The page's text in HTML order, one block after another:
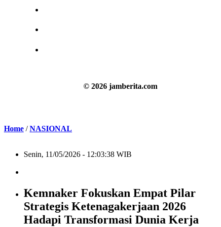
© 2026 jamberita.com
Home /NASIONAL
Senin, 11/05/2026 - 12:03:38 WIB
Kemnaker Fokuskan Empat Pilar
Strategis Ketenagakerjaan 2026
Hadapi Transformasi Dunia Kerja